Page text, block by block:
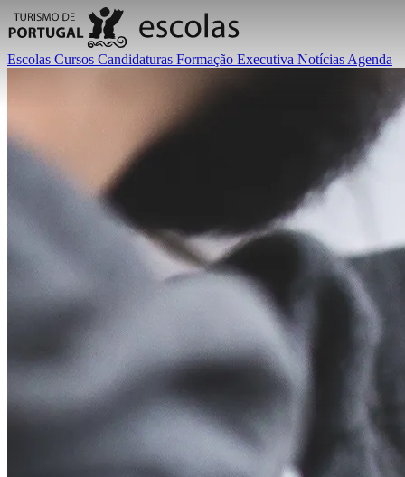
Escolas Cursos Candidaturas Formação Executiva Notícias Agenda